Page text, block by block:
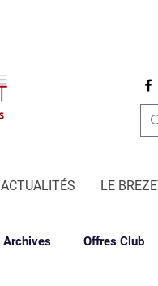
ACTUALITÉS LE
Archives Offres Club